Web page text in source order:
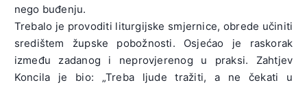
nego buđenju.
Trebalo je provoditi liturgijske smjernice, obrede učiniti
središtem župske pobožnosti. Osjećao je raskorak
između zadanog i neprovjerenog u praksi. Zahtjev
Koncila je bio: „Treba ljude tražiti, a ne čekati u